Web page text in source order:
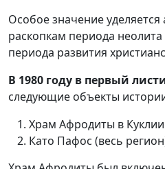
Особое значение уделяется
раскопкам периода
периода развития
В 1980 году в первый
следующие объекты
Храм Афродиты в
Като Пафос (весь